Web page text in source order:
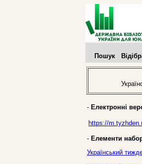
Пошук
- Електронні
https://
- Елементи
Український